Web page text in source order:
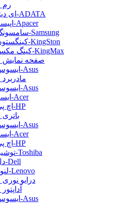
رم
ای دیتا-ADATA
اپیسر-Apacer
سامسونگ-Samsung
کینگستون-KingSton
کینگ مکس-KingMax
صفحه نمایش
ایسوس-Asus
ایسوس-Asus
ایسر-Acer
اچ پی-HP
ایسوس-Asus
ایسر-Acer
اچ پی-HP
توشیبا-Toshiba
دل-Dell
لنوو-Lenovo
درایو
ایسوس-Asus